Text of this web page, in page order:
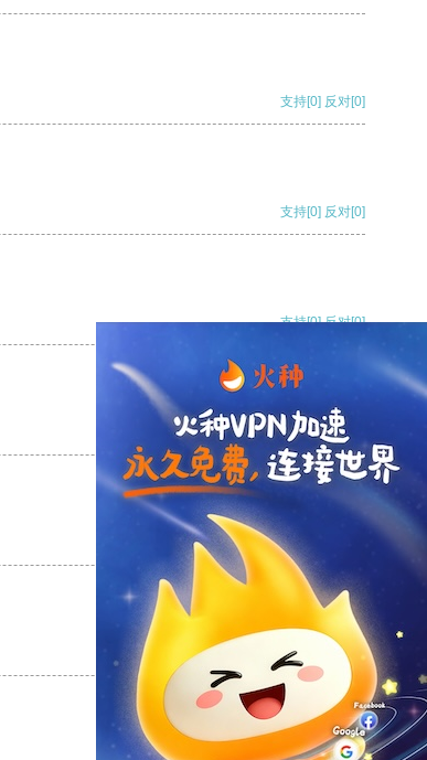
支持[0] 反对[0]
支持[0] 反对[0]
支持[0] 反对[0]
支持[0] 反对
支持
支持 反对 [0]